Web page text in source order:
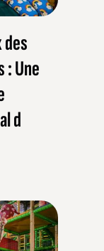
: Une
d